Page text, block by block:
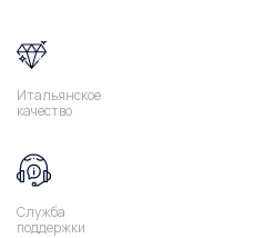
Итальянское
качество
Служба
поддержки